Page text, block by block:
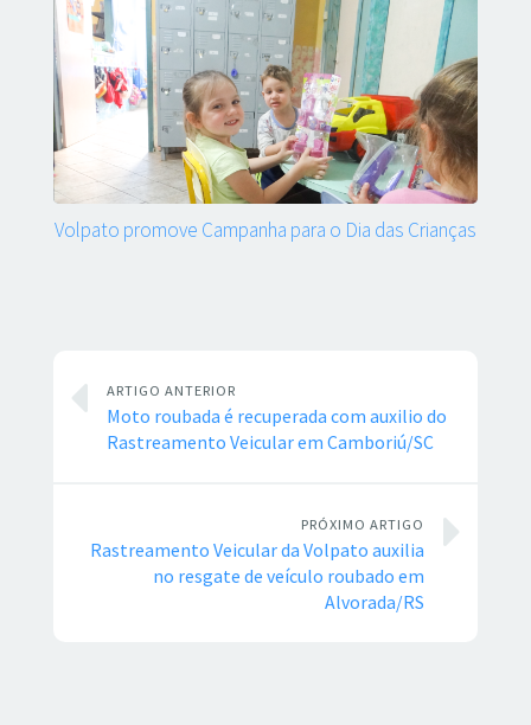
Volpato promove Campanha para o Dia das Crianças
ARTIGO ANTERIOR
Moto roubada é recuperada com auxilio do
Rastreamento Veicular em Camboriú/SC
PRÓXIMO ARTIGO
Rastreamento Veicular da Volpato auxilia
no resgate de veículo roubado em
Alvorada/RS